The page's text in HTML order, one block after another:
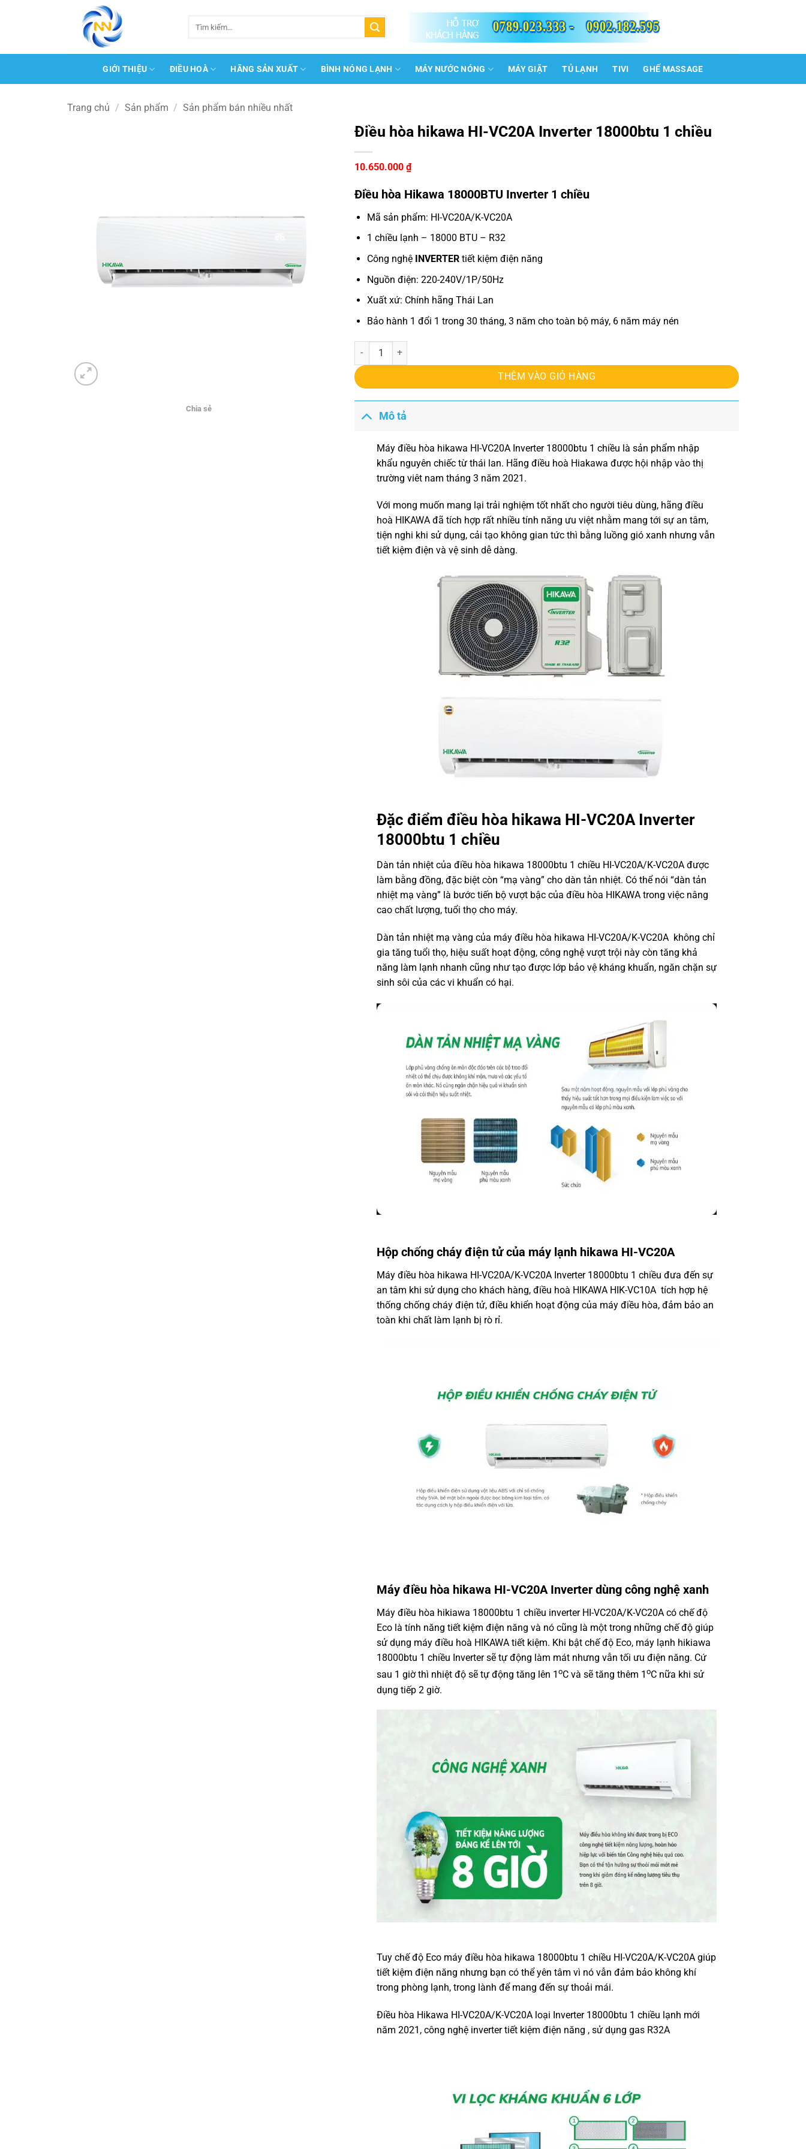
dung
0789.023.333 - 0902.182.595
GIỚI THIỆU ĐIỀU HOÀ HÃNG SẢN XUẤT BÌNH NÓNG LẠNH MÁY NƯỚC NÓNG MÁY GIẶT TỦ LẠNH TIVI GHẾ MASSAGE
Trang chủ / Sản phẩm / Sản phẩm bán nhiều nhất
Chia sẻ
Điều hòa hikawa HI-VC20A Inverter 18000btu 1 chiều
10.650.000₫
Điều hòa Hikawa 18000BTU Inverter 1 chiều
Mã sản phẩm: HI-VC20A/K-VC20A
1 chiều lạnh – 18000 BTU – R32
Công nghệ INVERTERtiết kiệm điện năng
Nguồn điện: 220-240V/1P/50Hz
Xuất xứ: Chính hãng Thái Lan
Bảo hành 1 đổi 1 trong 30 tháng, 3 năm cho toàn bộ máy, 6 năm máy nén
Điều hòa hikawa HI-VC20A Inverter 18000btu 1 chiều số lượng
THÊM VÀO GIỎ HÀNG
Mô tả
Máy điều hòa hikawa HI-VC20A Inverter 18000btu 1 chiều là sản phẩm nhập
khẩu nguyên chiếc từ thái lan. Hãng điều hoà Hiakawa được hội nhập vào thị
trường viêt nam tháng 3 năm 2021.
Với mong muốn mang lại trải nghiệm tốt nhất cho người tiêu dùng, hãng điều
hoà HIKAWAđã tích hợp rất nhiều tính năng ưu việt nhằm mang tới sự an tâm,
tiện nghi khi sử dụng, cải tạo không gian tức thì bằng luồng gió xanh nhưng vẫn
tiết kiệm điện và vệ sinh dễ dàng.
Đặc điểm điều hòa hikawa HI-VC20A Inverter
18000btu 1 chiều
Dàn tản nhiệt của điều hòa hikawa 18000btu 1 chiều HI-VC20A/K-VC20A được
làm bằng đồng, đặc biệt còn “mạ vàng” cho dàn tản nhiệt. Có thể nói “dàn tản
nhiệt mạ vàng” là bước tiến bộ vượt bậc của điều hòa HIKAWA trong việc nâng
cao chất lượng, tuổi thọ cho máy.
Dàn tản nhiệt mạ vàng của máy điều hòa hikawa HI-VC20A/K-VC20A không chỉ
gia tăng tuổi thọ, hiệu suất hoạt động, công nghệ vượt trội này còn tăng khả
năng làm lạnh nhanh cũng như tạo được lớp bảo vệ kháng khuẩn, ngăn chặn sự
sinh sôi của các vi khuẩn có hại.
Hộp chống cháy điện tử của máy lạnh hikawa HI-VC20A
Máy điều hòa hikawa HI-VC20A/K-VC20A Inverter 18000btu 1 chiều đưa đến sự
an tâm khi sử dụng cho khách hàng, điều hoà HIKAWA HIK-VC10A tích hợp hệ
thống chống cháy điện tử, điều khiển hoạt động của máy điều hòa, đảm bảo an
toàn khi chất làm lạnh bị rò rỉ.
Máy điều hòa hikawa HI-VC20A Inverter dùng công nghệ xanh
Máy điều hòa hikiawa 18000btu 1 chiều inverter HI-VC20A/K-VC20A có chế độ
Eco là tính năng tiết kiệm điện năng và nó cũng là một trong những chế độ giúp
sử dụng máy điều hoà HIKAWA tiết kiệm. Khi bật chế độ Eco, máy lạnh hikiawa
18000btu 1 chiều Inverter sẽ tự động làm mát nhưng vẫn tối ưu điện năng. Cứ
sau 1 giờ thì nhiệt độ sẽ tự động tăng lên 1 oC và sẽ tăng thêm 1 oC nữa khi sử
dụng tiếp 2 giờ.
Tuy chế độ Eco máy điều hòa hikawa 18000btu 1 chiều HI-VC20A/K-VC20Agiúp
tiết kiệm điện năng nhưng bạn có thể yên tâm vì nó vẫn đảm bảo không khí
trong phòng lạnh, trong lành để mang đến sự thoải mái.
Điều hòa Hikawa HI-VC20A/K-VC20A loại Inverter 18000btu 1 chiều lạnh mới
năm 2021, công nghệ inverter tiết kiệm điện năng , sử dụng gas R32A